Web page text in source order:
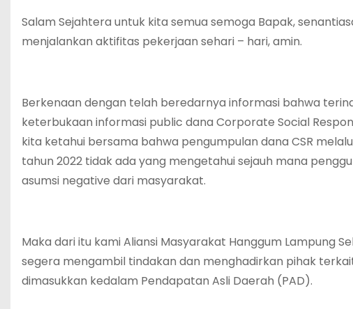
Salam Sejahtera untuk kita semua semoga Bapak,
menjalankan aktifitas pekerjaan sehari – hari, amin.
Berkenaan dengan telah beredarnya informasi bahwa
keterbukaan informasi public dana Corporate Social
kita ketahui bersama bahwa pengumpulan dana CSR
tahun 2022 tidak ada yang mengetahui sejauh mana
asumsi negative dari masyarakat.
Maka dari itu kami Aliansi Masyarakat Hanggum Lampung
segera mengambil tindakan dan menghadirkan pihak
dimasukkan kedalam Pendapatan Asli Daerah (PAD).